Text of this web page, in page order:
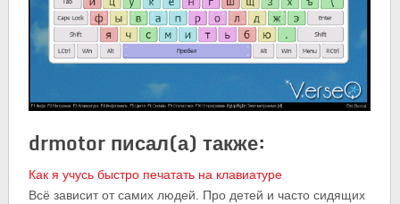
drmotor писал(а) также:
Как я учусь быстро печатать на клавиатуре
Всё зависит от самих людей. Про детей и часто сидящих